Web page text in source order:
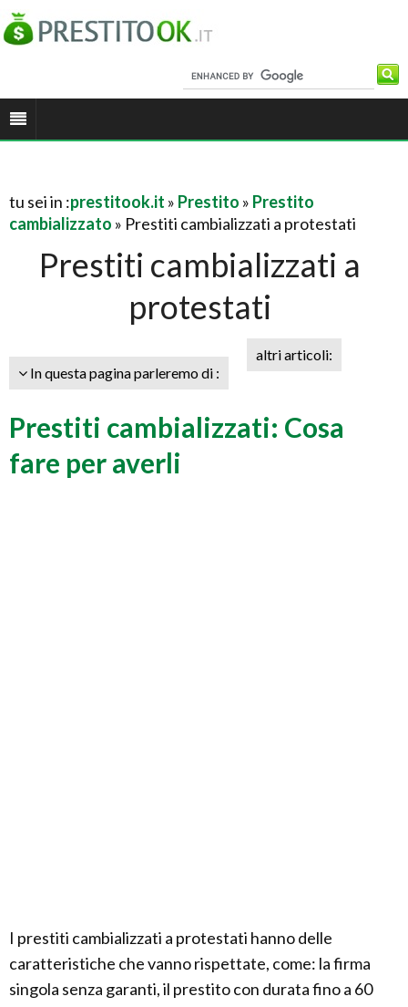
tu sei in :prestitook.it » Prestito » Prestito
cambializzato » Prestiti cambializzati a protestati
Prestiti cambializzati a
protestati
In questa pagina parleremo di :
altri articoli:
Prestiti cambializzati: Cosa
fare per averli
I prestiti cambializzati a protestati hanno delle
caratteristiche che vanno rispettate, come: la firma
singola senza garanti, il prestito con durata fino a 60